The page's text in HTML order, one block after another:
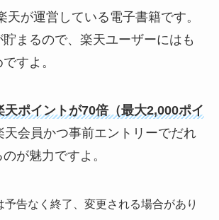
天が運営している電子書籍です。
まるので、楽天ユーザーにはも
すよ。
天ポイントが70倍（最大2,000ポイ
天会員かつ事前エントリーでだれ
が魅力ですよ。
告なく終了、変更される場合があり